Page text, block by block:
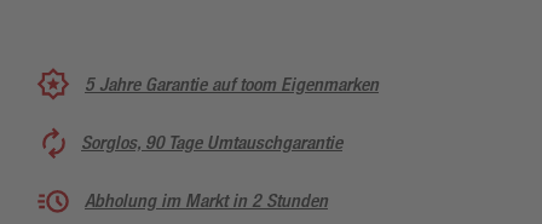
5 Jahre Garantie auf toom Eigenmarken
Sorglos, 90 Tage Umtauschgarantie
Abholung im Markt in 2 Stunden